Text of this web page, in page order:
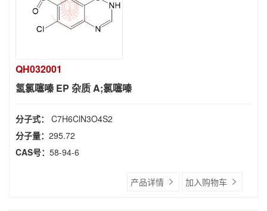
QH032001
氢氯噻嗪 EP 杂质 A;氯噻嗪
分子式： C7H6ClN3O4S2
分子量： 295.72
CAS号： 58-94-6
产品详情 加入购物车